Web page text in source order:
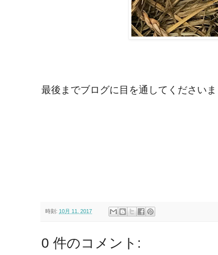
最後までブログに目を通してください
時刻: 10月 11, 2017
0 件のコメント: